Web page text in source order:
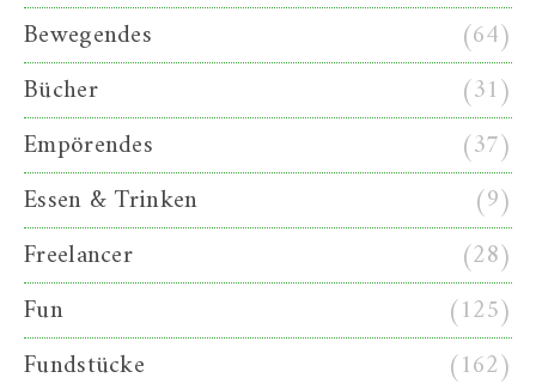
Bewegendes
(64)
Bücher
(31)
Empörendes
(37)
Essen & Trinken
(9)
Freelancer
(28)
Fun
(125)
Fundstücke
(162)